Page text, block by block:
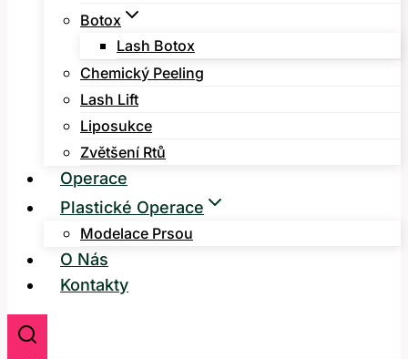
Botox
Lash Botox
Chemický Peeling
Lash Lift
Liposukce
Zvětšení Rtů
Operace
Plastické Operace
Modelace Prsou
O Nás
Kontakty